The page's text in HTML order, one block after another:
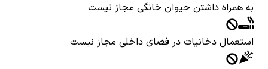
به همراه داشتن حیوان خانگی مجاز نیست
استعمال دخانیات در فضای داخلی مجاز نیست